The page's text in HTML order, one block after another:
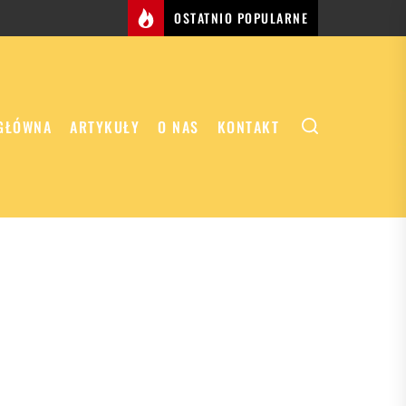
OSTATNIO POPULARNE
ARTYKUŁY O NAS KONTAKT